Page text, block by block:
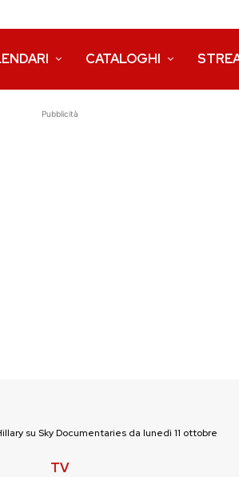
CATALOGHI
Pubblicità
su Sky Documentaries da lunedì 11 ottobre
TV